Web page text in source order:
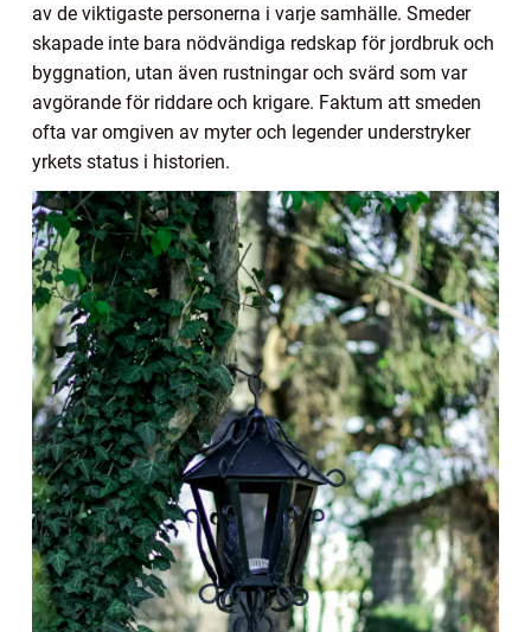
av de viktigaste personerna i varje samhälle. Smeder
skapade inte bara nödvändiga redskap för jordbruk och
byggnation, utan även rustningar och svärd som var
avgörande för riddare och krigare. Faktum att smeden
ofta var omgiven av myter och legender understryker
yrkets status i historien.